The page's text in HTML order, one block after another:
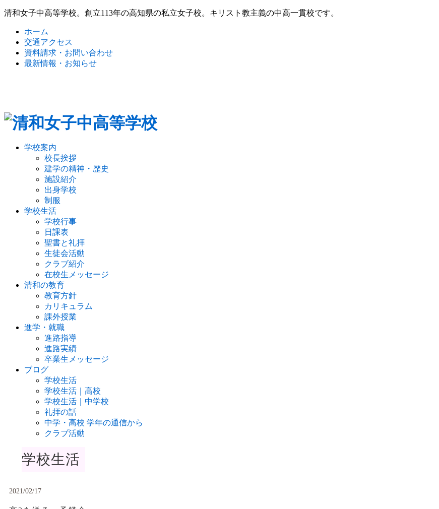
清和女子中高等学校。創立113年の高知県の私立女子校。キリスト教主義の中高一貫校です。
ホーム
交通アクセス
資料請求・お問い合わせ
最新情報・お知らせ
学校案内
校長挨拶
建学の精神・歴史
施設紹介
出身学校
制服
学校生活
学校行事
日課表
聖書と礼拝
生徒会活動
クラブ紹介
在校生メッセージ
清和の教育
教育方針
カリキュラム
課外授業
進学・就職
進路指導
進路実績
卒業生メッセージ
ブログ
学校生活
学校生活｜高校
学校生活｜中学校
礼拝の話
中学・高校 学年の通信から
クラブ活動
学校生活
2021/02/17